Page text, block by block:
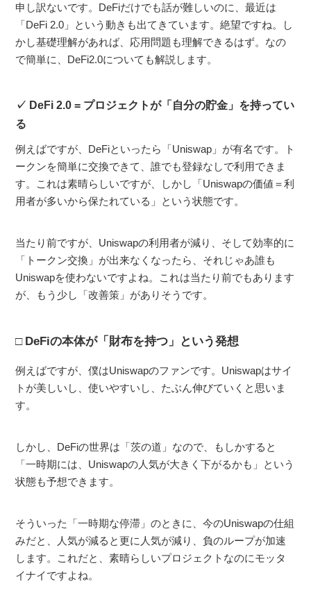
申し訳ないです。DeFiだけでも話が難しいのに、最近は
「DeFi 2.0」という動きも出てきています。絶望ですね。し
かし基礎理解があれば、応用問題も理解できるはず。なの
で簡単に、DeFi2.0についても解説します。
DeFi 2.0 = プロジェクトが「自分の貯金」を持ってい
る
例えばですが、DeFiといったら「Uniswap」が有名です。ト
ークンを簡単に交換できて、誰でも登録なしで利用できま
す。これは素晴らしいですが、しかし「Uniswapの価値＝利
用者が多いから保たれている」という状態です。
当たり前ですが、Uniswapの利用者が減り、そして効率的に
「トークン交換」が出来なくなったら、それじゃあ誰も
Uniswapを使わないですよね。これは当たり前でもあります
が、もう少し「改善策」がありそうです。
DeFiの本体が「財布を持つ」という発想
例えばですが、僕はUniswapのファンです。Uniswapはサイ
トが美しいし、使いやすいし、たぶん伸びていくと思いま
す。
しかし、DeFiの世界は「茨の道」なので、もしかすると
「一時期には、Uniswapの人気が大きく下がるかも」という
状態も予想できます。
そういった「一時期な停滞」のときに、今のUniswapの仕組
みだと、人気が減ると更に人気が減り、負のループが加速
します。これだと、素晴らしいプロジェクトなのにモッタ
イナイですよね。